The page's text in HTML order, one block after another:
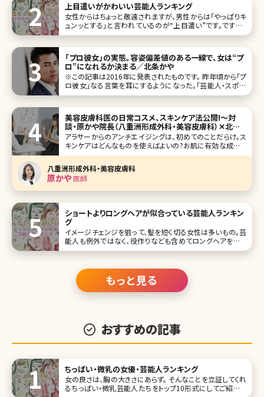
上目遣いがかわいい芸能人ランキング
女性からはちょっと敬遠されますが、男性からは「やっぱりキ
ュンッとする」と言われているのが“上目遣い”です。ですが、
可愛い人がやると女性もドキッとするのは否定できませんよ
てしまう女性芸能人をランキング形式でご紹介していきます。
第1位
「プロ彼女」の実態。容姿偏差値のある一線で、女は“プ
ロ”になれるか決まる／北条かや
※この記事は2016年に発表されたものです。 昨年頃から「プ
ロ彼女」なる言葉を耳にするようになった。「芸能人・スポー
ツ選手とばかり付き合う一般女性」のことで、「容姿は端麗、
らない程度。あるいはやっていない」「ブログやSNSも見つか
らない。自己主
美容皮膚科医の日常コスメ、スキンケア法公開!〜対
談・原かや院長（八重洲形成外科・美容皮膚科）✕北条
かや〜
アラサーからのアンチエイジングは、初めてのことだらけ。ス
キンケアはどんなものを使えばよいの?お肌に有効な成分っ
て?美容皮膚科医の原かや先生に、北条かやが質問をぶつけ
るインタビュー、第3弾では女医さんが実際に使っているスキ
ンケア化粧品が明らかに!読めば絶対ためになるシリーズ、
いよいよ最終回です。
八重洲形成外科・美容皮膚科
原かや医師
ショートよりロングヘアが似合っている芸能人ランキン
グ
イメージチェンジを狙って、髪を短く切る女性は多いもの。芸
能人も例外ではなく、役作りなども含めてロングヘアをばっ
さり切る選択をする方も少なくありません。 ですが、見る側か
ぁ……」なんてこともしばしば。そこで今回は、“実はロングヘ
アの方が似合っている”
もっと見る
おすすめの記事
ちっぱい・微乳の女優・芸能人ランキング
女の良さは、胸の大きさにあらず。 そんなことを立証してくれ
るちっぱい・微乳芸能人たちをトップ10形式にしてご紹介し